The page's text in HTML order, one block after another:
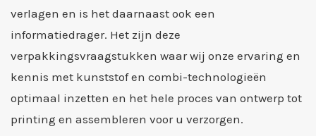
verlagen en is het daarnaast ook een
informatiedrager. Het zijn deze
verpakkingsvraagstukken waar wij onze ervaring en
kennis met kunststof en combi-technologieën
optimaal inzetten en het hele proces van ontwerp tot
printing en assembleren voor u verzorgen.